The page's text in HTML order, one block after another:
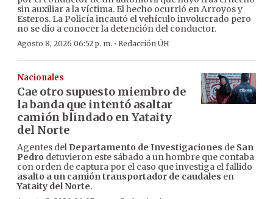
sin auxiliar a la víctima. El hecho ocurrió en Arroyos y
Esteros. La Policía incautó el vehículo involucrado pero
no se dio a conocer la detención del conductor.
Agosto 8, 2026 06:52 p. m. · Redacción ÚH
Nacionales
Cae otro supuesto miembro de
la banda que intentó asaltar
camión blindado en Yataity
del Norte
Agentes del Departamento de Investigaciones de San
Pedro detuvieron este sábado a un hombre que contaba
con orden de captura por el caso que investiga el fallido
asalto a un camión transportador de caudales en
Yataity del Norte.